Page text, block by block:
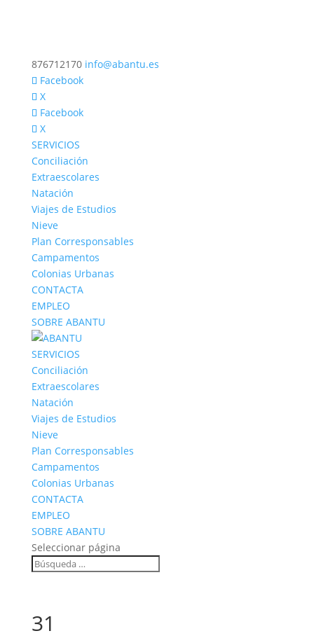
876712170 info@abantu.es
Facebook
X
Facebook
X
SERVICIOS
Conciliación
Extraescolares
Natación
Viajes de Estudios
Nieve
Plan Corresponsables
Campamentos
Colonias Urbanas
CONTACTA
EMPLEO
SOBRE ABANTU
SERVICIOS
Conciliación
Extraescolares
Natación
Viajes de Estudios
Nieve
Plan Corresponsables
Campamentos
Colonias Urbanas
CONTACTA
EMPLEO
SOBRE ABANTU
Seleccionar página
31